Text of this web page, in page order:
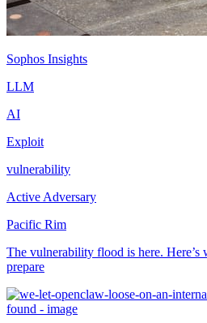
Sophos Insights
LLM
AI
Exploit
vulnerability
Active Adversary
Pacific Rim
The vulnerability flood is here. Here’s
prepare